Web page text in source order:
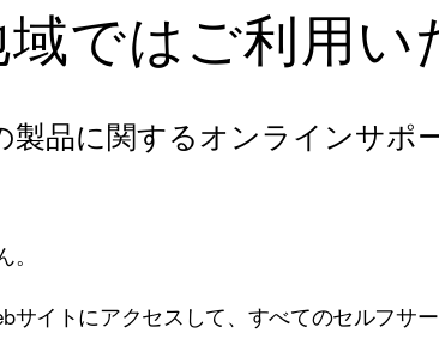
ではご利用い
品に関するオンラインサポ
イトにアクセスして、すべてのセルフサ